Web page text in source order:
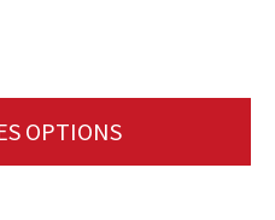
OPTIONS